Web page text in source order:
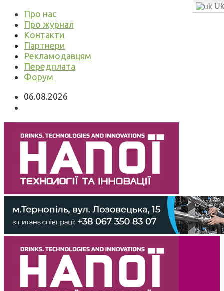
Про нас
Про журнал
Контакти
Партнери
Рекламодавцям
Передплата
Форум
06.08.2026